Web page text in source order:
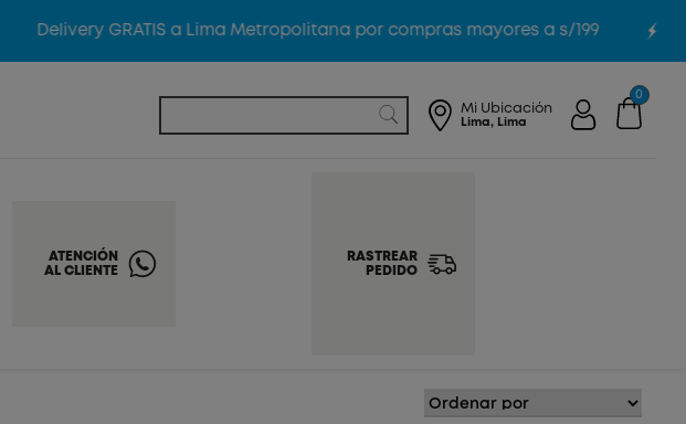
Delivery GRATIS a Lima Metropolitana por compras mayores a s/199
Mi Ubicación
Lima, Lima
0
ATENCIÓN
AL CLIENTE
RASTREAR
PEDIDO